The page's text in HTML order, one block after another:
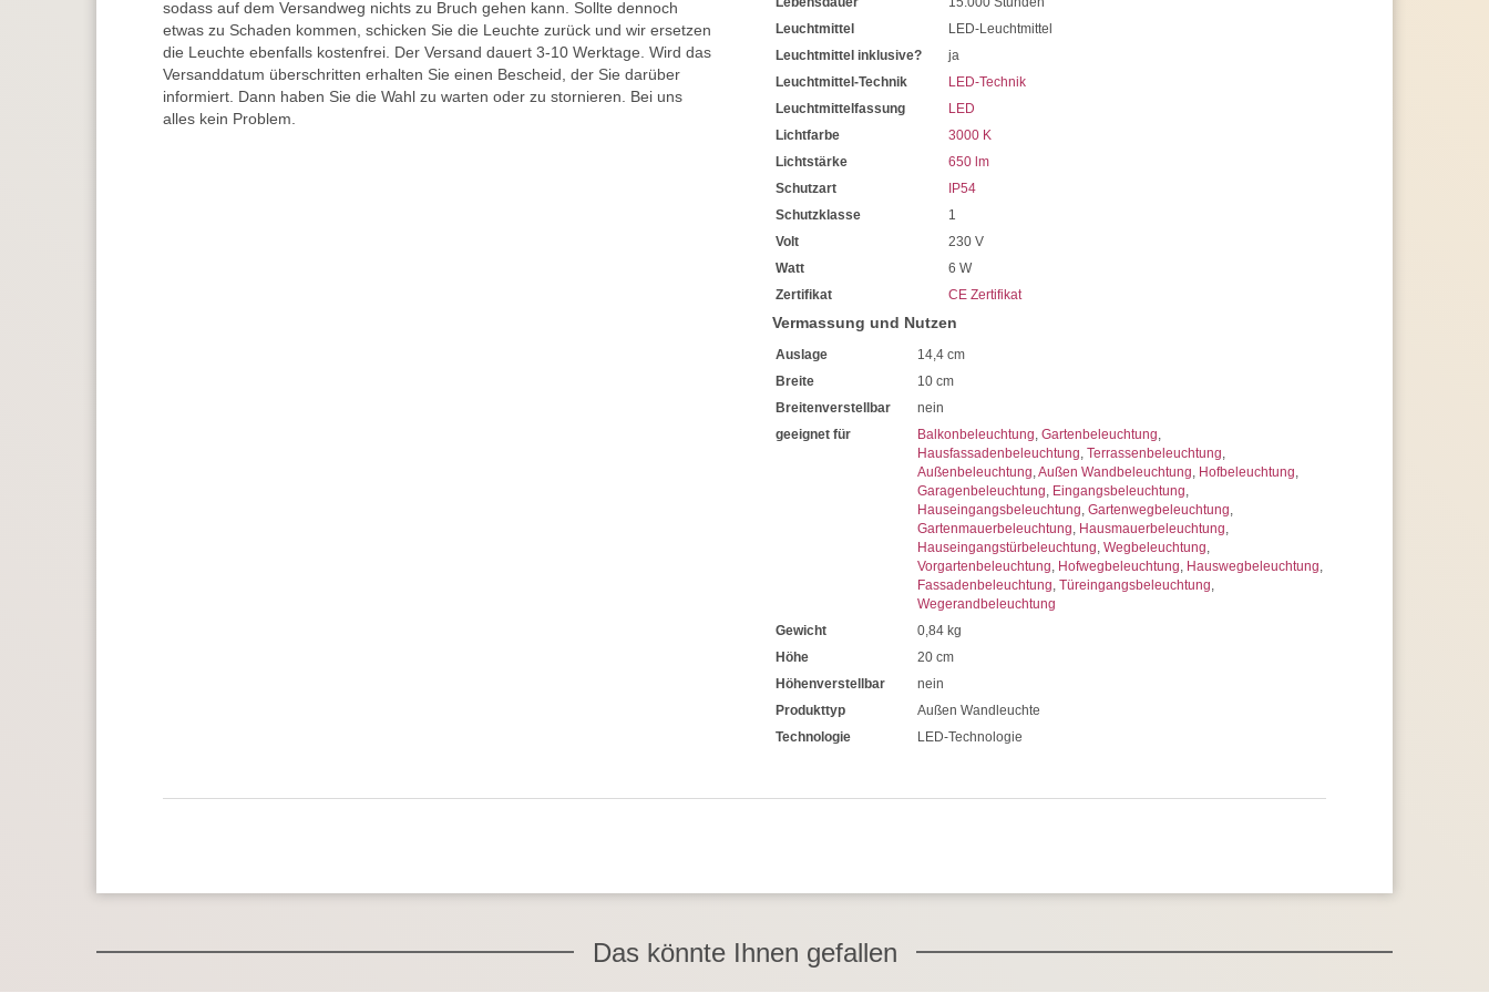
sodass auf dem Versandweg nichts zu Bruch gehen kann. Sollte dennoch
etwas zu Schaden kommen, schicken Sie die Leuchte zurück und wir ersetzen
die Leuchte ebenfalls kostenfrei. Der Versand dauert 3-10 Werktage. Wird das
Versanddatum überschritten erhalten Sie einen Bescheid, der Sie darüber
informiert. Dann haben Sie die Wahl zu warten oder zu stornieren. Bei uns
alles kein Problem.
Leuchtmittel
LED-Leuchtmittel
Leuchtmittel inklusive?
ja
Leuchtmittel-Technik
LED-Technik
Leuchtmittelfassung
LED
Lichtfarbe
3000 K
Lichtstärke
650 lm
Schutzart
IP54
Schutzklasse
1
Volt
230 V
Watt
6 W
Zertifikat
CE Zertifikat
Vermassung und Nutzen
Auslage
14,4 cm
Breite
10 cm
Breitenverstellbar
nein
geeignet für
Balkonbeleuchtung, Gartenbeleuchtung,
Hausfassadenbeleuchtung, Terrassenbeleuchtung,
Außenbeleuchtung,Außen Wandbeleuchtung, Hofbeleuchtung,
Garagenbeleuchtung, Eingangsbeleuchtung,
Hauseingangsbeleuchtung, Gartenwegbeleuchtung,
Gartenmauerbeleuchtung, Hausmauerbeleuchtung,
Hauseingangstürbeleuchtung, Wegbeleuchtung,
Vorgartenbeleuchtung, Hofwegbeleuchtung, Hauswegbeleuchtung,
Fassadenbeleuchtung, Türeingangsbeleuchtung,
Wegerandbeleuchtung
Gewicht
0,84 kg
Höhe
20 cm
Höhenverstellbar
nein
Produkttyp
Außen Wandleuchte
Technologie
LED-Technologie
Das könnte Ihnen gefallen